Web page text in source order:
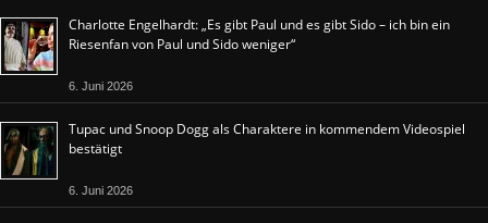
Charlotte Engelhardt: „Es gibt Paul und es gibt Sido – ich bin ein
Riesenfan von Paul und Sido weniger“
6. Juni 2026
Tupac und Snoop Dogg als Charaktere in kommendem Videospiel
bestätigt
6. Juni 2026